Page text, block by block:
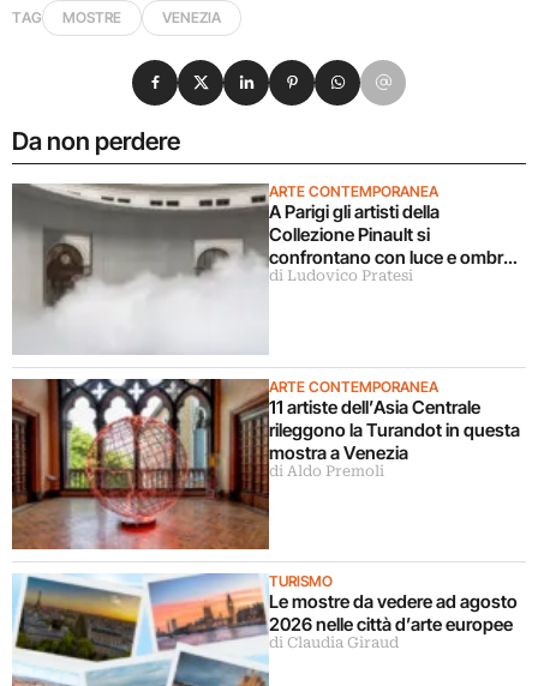
TAG MOSTRE VENEZIA
Da non perdere
ARTE CONTEMPORANEA
A Parigi gli artisti della
Collezione Pinault si
confrontano con luce e ombra
in una grande mostra
di Ludovico Pratesi
ARTE CONTEMPORANEA
11 artiste dell’Asia Centrale
rileggono la Turandot in questa
mostra a Venezia
di Aldo Premoli
TURISMO
Le mostre da vedere ad agosto
2026 nelle città d’arte europee
di Claudia Giraud
Condividi su Facebook
Condividi su X
Condividi su LinkedIn
Condividi su Pinterest
Condividi su WhatsApp
Condividi su Email